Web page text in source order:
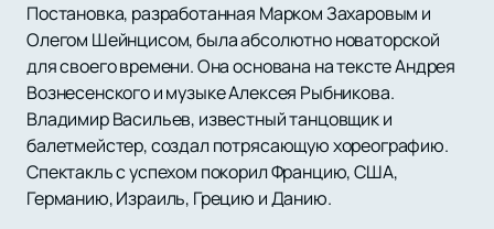
Постановка, разработанная Марком Захаровым и
Олегом Шейнцисом, была абсолютно новаторской
для своего времени. Она основана на тексте Андрея
Вознесенского и музыке Алексея Рыбникова.
Владимир Васильев, известный танцовщик и
балетмейстер, создал потрясающую хореографию.
Спектакль с успехом покорил Францию, США,
Германию, Израиль, Грецию и Данию.